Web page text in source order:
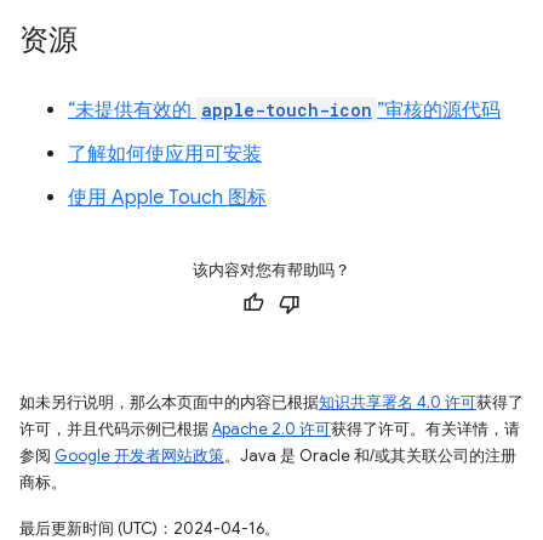
资源
“未提供有效的 apple-touch-icon ”审核的源代码
了解如何使应用可安装
使用 Apple Touch 图标
该内容对您有帮助吗？
如未另行说明，那么本页面中的内容已根据知识共享署名 4.0 许可获得了
许可，并且代码示例已根据Apache 2.0 许可获得了许可。有关详情，请
参阅 Google 开发者网站政策。Java 是 Oracle 和/或其关联公司的注册
商标。
最后更新时间 (UTC)：2024-04-16。